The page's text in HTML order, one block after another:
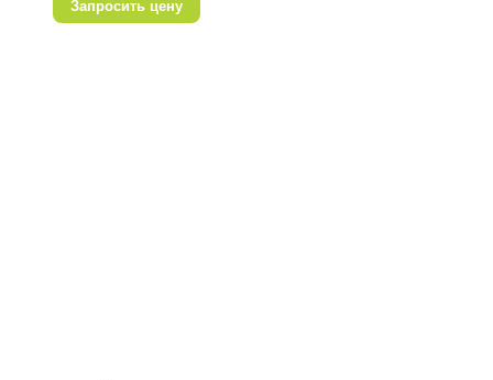
Запросить цену